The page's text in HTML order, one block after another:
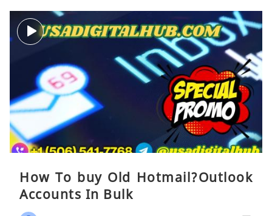
How To buy Old Hotmail?Outlook
Accounts In Bulk